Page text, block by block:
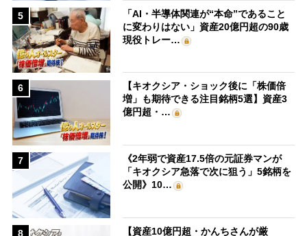
5
「AI・半導体関連が“本命”であること
に変わりはない」資産20億円超の90歳
現役トレー…
6
【キオクシア・ショック後に「株価倍
増」も期待できる注目銘柄5選】資産3
億円超・…
7
《2年弱で資産17.5倍の元証券マンが
「キオクシア急落で次に狙う」5銘柄を
公開》10…
8 【資産10億円超・かんちさんが厳